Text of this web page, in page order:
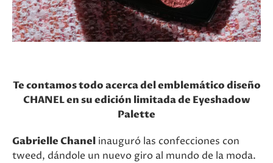
Te contamos todo acerca del emblemático diseño
CHANEL en su edición limitada de Eyeshadow
Palette
Gabrielle Chanel inauguró las confecciones con
tweed, dándole un nuevo giro al mundo de la moda.